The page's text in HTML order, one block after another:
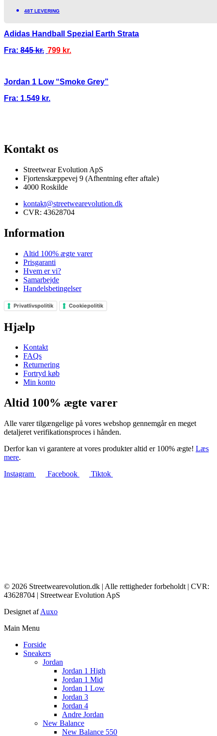
48T LEVERING
Adidas Handball Spezial Earth Strata
Fra: 845kr. 799 kr.
Jordan 1 Low “Smoke Grey”
Fra: 1.549 kr.
Kontakt os
Streetwear Evolution ApS
Fjortenskæppevej 9 (Afhentning efter aftale)
4000 Roskilde
kontakt@streetwearevolution.dk
CVR: 43628704
Information
Altid 100% ægte varer
Prisgaranti
Hvem er vi?
Samarbejde
Handelsbetingelser
Privatlivspolitik Cookiepolitik
Hjælp
Kontakt
FAQs
Returnering
Fortryd køb
Min konto
Altid 100% ægte varer
Alle varer tilgængelige på vores webshop gennemgår en meget
detaljeret verifikationsproces i hånden.
Derfor kan vi garantere at vores produkter altid er 100% ægte! Læs
mere.
Instagram
Facebook Tiktok
© 2026 Streetwearevolution.dk | Alle rettigheder forbeholdt | CVR:
43628704 | Streetwear Evolution ApS
Designet afAuxo
Main Menu
Forside
Sneakers
Jordan
Jordan 1 High
Jordan 1 Mid
Jordan 1 Low
Jordan 3
Jordan 4
Andre Jordan
New Balance
New Balance 550